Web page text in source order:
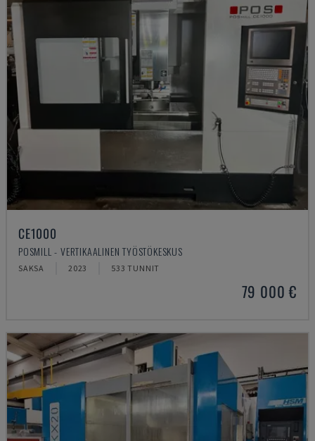
CE1000
POSMILL - VERTIKAALINEN TYÖSTÖKESKUS
SAKSA 2023 533 TUNNIT
79 000 €